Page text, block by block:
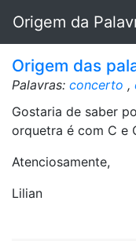
Origem da
Origem das
Palavras: concerto ,
Gostaria de saber
orquetra é com C e
Atenciosamente,
Lilian